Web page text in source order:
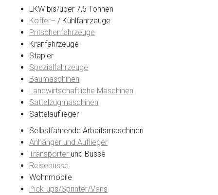
Baujahr
Getriebe
Bekannte Schäden
Kilometerstand
Preisvorstellung
LKW bis/über 7,5 Tonnen
Koffer– / Kühlfahrzeuge
Pritschenfahrzeuge
Kranfahrzeuge
Stapler
Spezialfahrzeuge
Baumaschinen
Landwirtschaftliche Maschinen
Sattelzugmaschinen
Sattelauflieger
Selbstfahrende Arbeitsmaschinen
Anhänger und Auflieger
Transporter und Busse
Reisebusse
Wohnmobile
Pick-ups/Sprinter/Vans